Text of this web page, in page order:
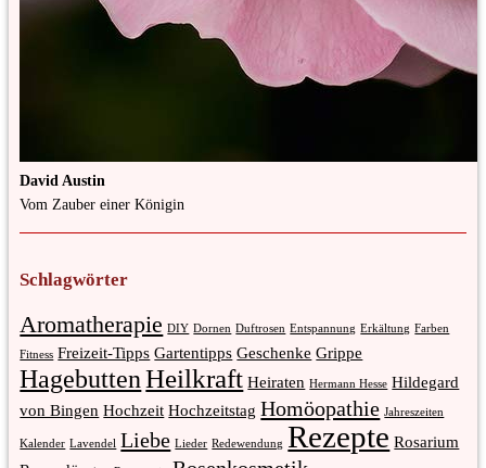
David Austin
Vom Zauber einer Königin
Schlagwörter
Aromatherapie DIY Dornen Duftrosen Entspannung Erkältung Farben
Fitness Freizeit-Tipps Gartentipps Geschenke Grippe
HagebuttenHeilkraft Heiraten Hermann Hesse Hildegard
von Bingen Hochzeit Hochzeitstag Homöopathie Jahreszeiten
Kalender Lavendel Liebe Lieder Redewendung Rezepte Rosarium